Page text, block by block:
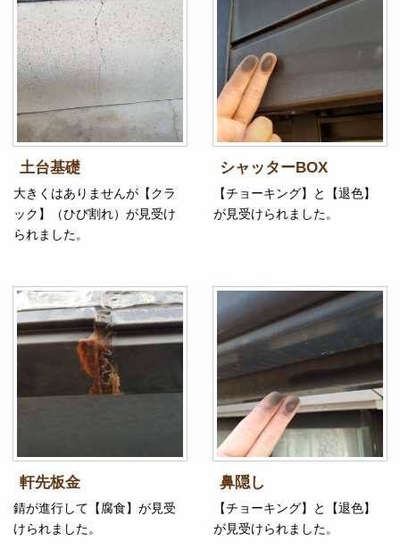
土台基礎
大きくはありませんが【クラ
ック】（ひび割れ）が見受け
られました。
シャッターBOX
【チョーキング】と【退色】
が見受けられました。
軒先板金
錆が進行して【腐食】が見受
けられました。
鼻隠し
【チョーキング】と【退色】
が見受けられました。